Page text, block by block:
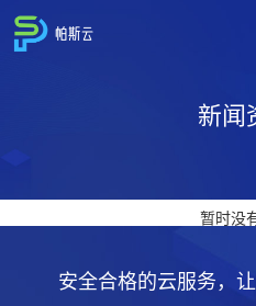
新闻
暂时没
安全合格的云服务，